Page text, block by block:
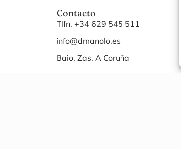
Contacto
Tlfn. +34 629 545 511
info@dmanolo.es
Baio, Zas. A Coruña